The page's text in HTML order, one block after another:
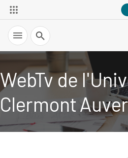
Recherche
WebTv de
Clermont